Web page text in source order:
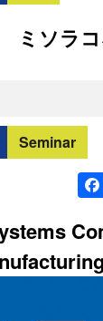
：強みであ
生産状況や
予兆検知や不
的な改善策を
ンスや生産
ミソラ
Seminar